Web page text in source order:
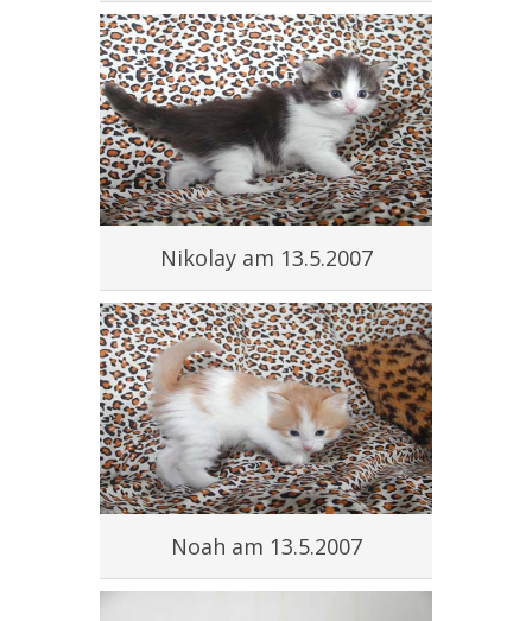
Nikolay am 13.5.2007
Noah am 13.5.2007